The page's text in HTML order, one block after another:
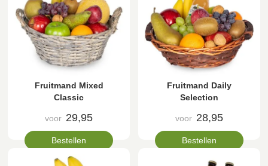
Fruitmand Mixed
Classic
voor 29,95
Bestellen
Fruitmand Daily
Selection
voor 28,95
Bestellen